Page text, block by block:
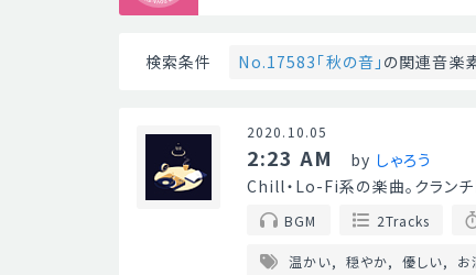
検索条件 No.17583「秋の音」 の関連音楽
2020.10.05
2:23 AM by しゃろう
Chill・Lo-Fi系の楽曲。クラン
BGM 2Tracks
温かい 穏やか 優しい お